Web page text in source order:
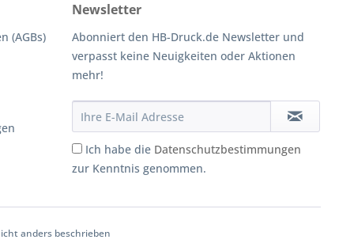
(AGBs)
Newsletter
Abonniert den HB-Druck.de Newsletter und
verpasst keine Neuigkeiten oder Aktionen
mehr!
Ich habe die Datenschutzbestimmungen
zur Kenntnis genommen.
anders beschrieben